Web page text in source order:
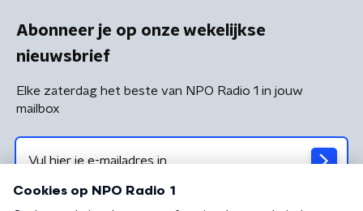
Abonneer je op onze wekelijkse
nieuwsbrief
Elke zaterdag het beste van NPO Radio 1 in jouw
mailbox